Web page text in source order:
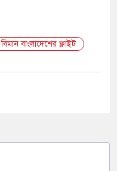
বাংলাদেশের ফ্লাইট